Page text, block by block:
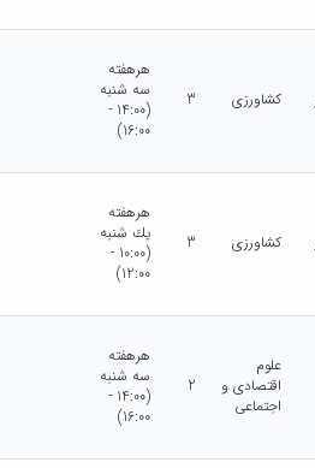
کشاورزی 3
هرهفته
سه شنبه
(14:00 -
16:00)
کشاورزی 3
هرهفته
يك شنبه
(10:00 -
12:00)
علوم
اقتصادی و
اجتماعی
2
هرهفته
سه شنبه
(14:00 -
16:00)